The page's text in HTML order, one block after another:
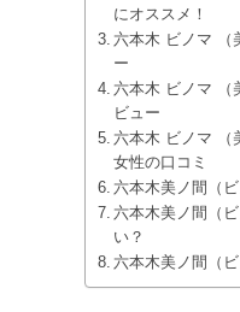
にオススメ！
六本木 ビノマ （
ー
六本木 ビノマ （
ビュー
六本木 ビノマ （
女性の口コミ
六本木美ノ間（
六本木美ノ間（
い？
六本木美ノ間（